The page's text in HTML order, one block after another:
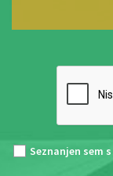
Seznanjen sem s